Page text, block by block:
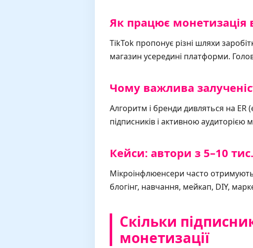
Як працює монетизація
TikTok пропонує різні шляхи
магазин усередині платформи.
Чому важлива
Алгоритм і бренди дивляться на
підписників і активною
Кейси: автори з 5–10
Мікроінфлюенсери часто
блогінг, навчання, мейкап, DIY,
Скільки
монетизації